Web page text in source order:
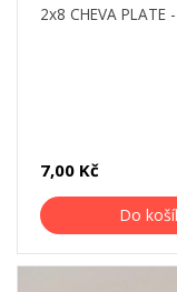
2x8 CHEVA PLATE
7,00 Kč
Do